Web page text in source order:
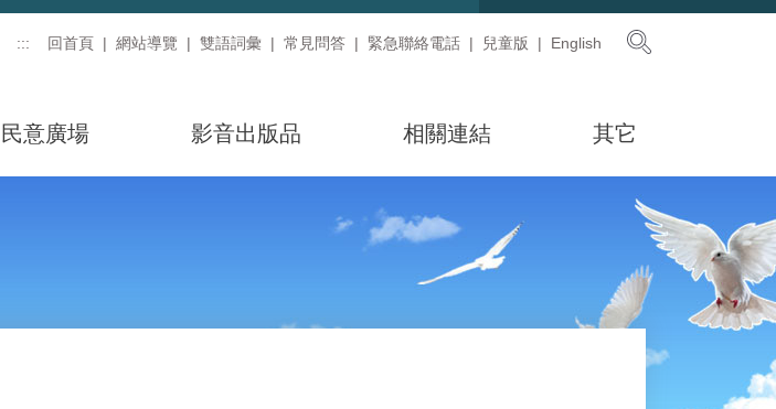
::: 回首頁 網站導覽 雙語詞彙 常見問答 緊急聯絡電話 兒童版 English
民意廣場 影音出版品 相關連結 其它